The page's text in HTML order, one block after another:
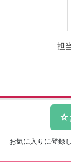
担
お気に入りに登録